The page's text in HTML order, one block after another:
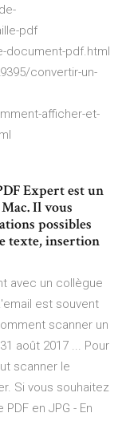
pdf
document-pdf.html
convertir-un-
afficher-et-
Expert est un
Il vous
possibles
texte, insertion
avec un collègue
est souvent
scanner un
août 2017 ... Pour
scanner le
Si vous souhaitez
en JPG - En